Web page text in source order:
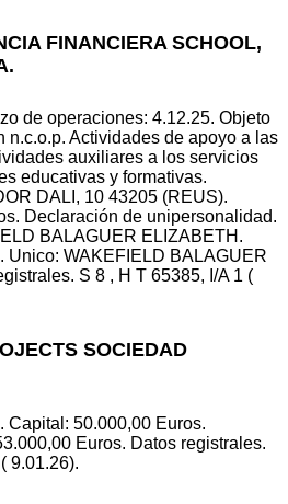
FINANCIERA SCHOOL,
de operaciones: 4.12.25. Objeto
n.c.o.p. Actividades de apoyo a las
auxiliares a los servicios
educativas y formativas.
DALI, 10 43205 (REUS).
Declaración de unipersonalidad.
BALAGUER ELIZABETH.
Unico: WAKEFIELD BALAGUER
S 8 , H T 65385, I/A 1 (
SOCIEDAD
Capital: 50.000,00 Euros.
Euros. Datos registrales.
9.01.26).